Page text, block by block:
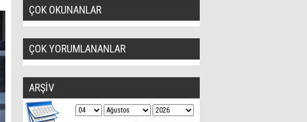
ÇOK OKUNANLAR
ÇOK YORUMLANANLAR
ARŞİV